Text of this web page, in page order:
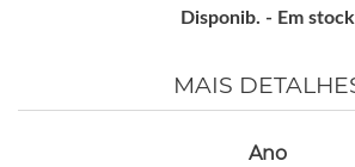
Disponib. - Em stock
MAIS
Ano